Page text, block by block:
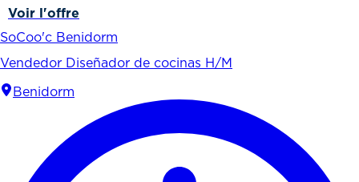
Voir l'offre
SoCoo'c Benidorm
Vendedor Diseñador de cocinas H/M
Benidorm